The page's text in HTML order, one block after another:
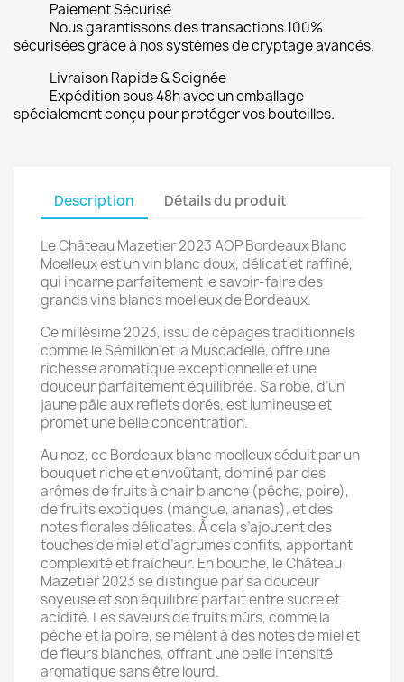
Paiement Sécurisé
Nous garantissons des transactions 100%
sécurisées grâce à nos systèmes de cryptage avancés.
Livraison Rapide & Soignée
Expédition sous 48h avec un emballage
spécialement conçu pour protéger vos bouteilles.
Description Détails du produit
Le Château Mazetier 2023 AOP Bordeaux Blanc
Moelleux est un vin blanc doux, délicat et raffiné,
qui incarne parfaitement le savoir-faire des
grands vins blancs moelleux de Bordeaux.
Ce millésime 2023, issu de cépages traditionnels
comme le Sémillon et la Muscadelle, offre une
richesse aromatique exceptionnelle et une
douceur parfaitement équilibrée. Sa robe, d’un
jaune pâle aux reflets dorés, est lumineuse et
promet une belle concentration.
Au nez, ce Bordeaux blanc moelleux séduit par un
bouquet riche et envoûtant, dominé par des
arômes de fruits à chair blanche (pêche, poire),
de fruits exotiques (mangue, ananas), et des
notes florales délicates. À cela s’ajoutent des
touches de miel et d’agrumes confits, apportant
complexité et fraîcheur. En bouche, le Château
Mazetier 2023 se distingue par sa douceur
soyeuse et son équilibre parfait entre sucre et
acidité. Les saveurs de fruits mûrs, comme la
pêche et la poire, se mêlent à des notes de miel et
de fleurs blanches, offrant une belle intensité
aromatique sans être lourd.